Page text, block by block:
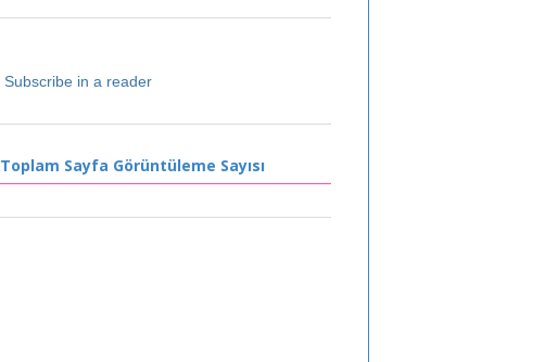
Subscribe in a reader
Toplam Sayfa Görüntüleme Sayısı